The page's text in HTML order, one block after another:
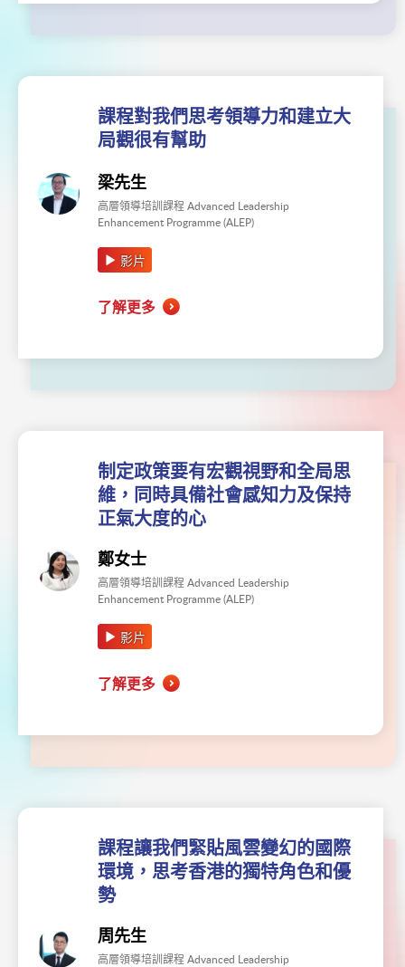
課程對我們思考領導力和建立大
局觀很有幫助
梁先生
高層領導培訓課程 Advanced Leadership
Enhancement Programme (ALEP)
影片
了解更多
制定政策要有宏觀視野和全局思
維，同時具備社會感知力及保持
正氣大度的心
鄭女士
高層領導培訓課程 Advanced Leadership
Enhancement Programme (ALEP)
影片
了解更多
課程讓我們緊貼風雲變幻的國際
環境，思考香港的獨特角色和優
勢
周先生
高層領導培訓課程 Advanced Leadership